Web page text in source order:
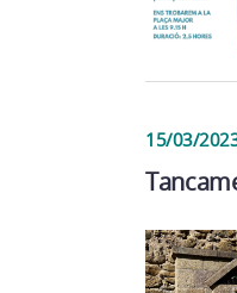
15/03/